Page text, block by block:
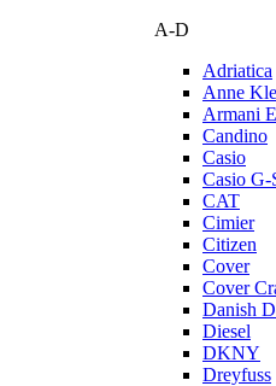
A-D
Adriatica
Anne
Armani
Candino
Casio
Casio G-
CAT
Cimier
Citizen
Cover
Cover
Danish
Diesel
DKNY
Dreyfuss